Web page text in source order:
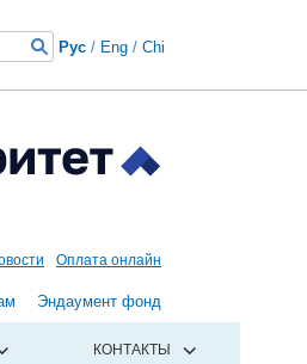
Рус / Eng / Chi
Оплата онлайн
Эндаумент фонд
КОНТАКТЫ